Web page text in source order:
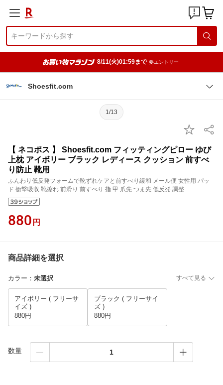
8/11(火)01:59まで 要エントリー
Shoesfit.com
1/13
【 ネコポス 】 Shoesfit.com フィッティングピロー ゆび
上枕 アイボリー ブラック レディース クッション 前すべ
り防止 靴用
ふんわり低反発フォームで靴ずれケアと前すべり緩和 メール便 女性用 パッ
ド 衝撃吸収 靴擦れ 前滑り 前すべり 指 甲 爪先 つま先 低反発 調整
880 円
商品詳細を選択
カラー ： 未選択 すべて見る
アイボリー ( フリーサ
イズ )
880円
ブラック ( フリーサイ
ズ )
880円
数量